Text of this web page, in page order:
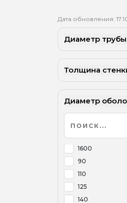
Дата обновления:
Диаметр трубы
Толщина
Диаметр
1600
90
110
125
140